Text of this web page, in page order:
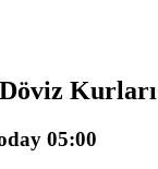
Kurları
05:00